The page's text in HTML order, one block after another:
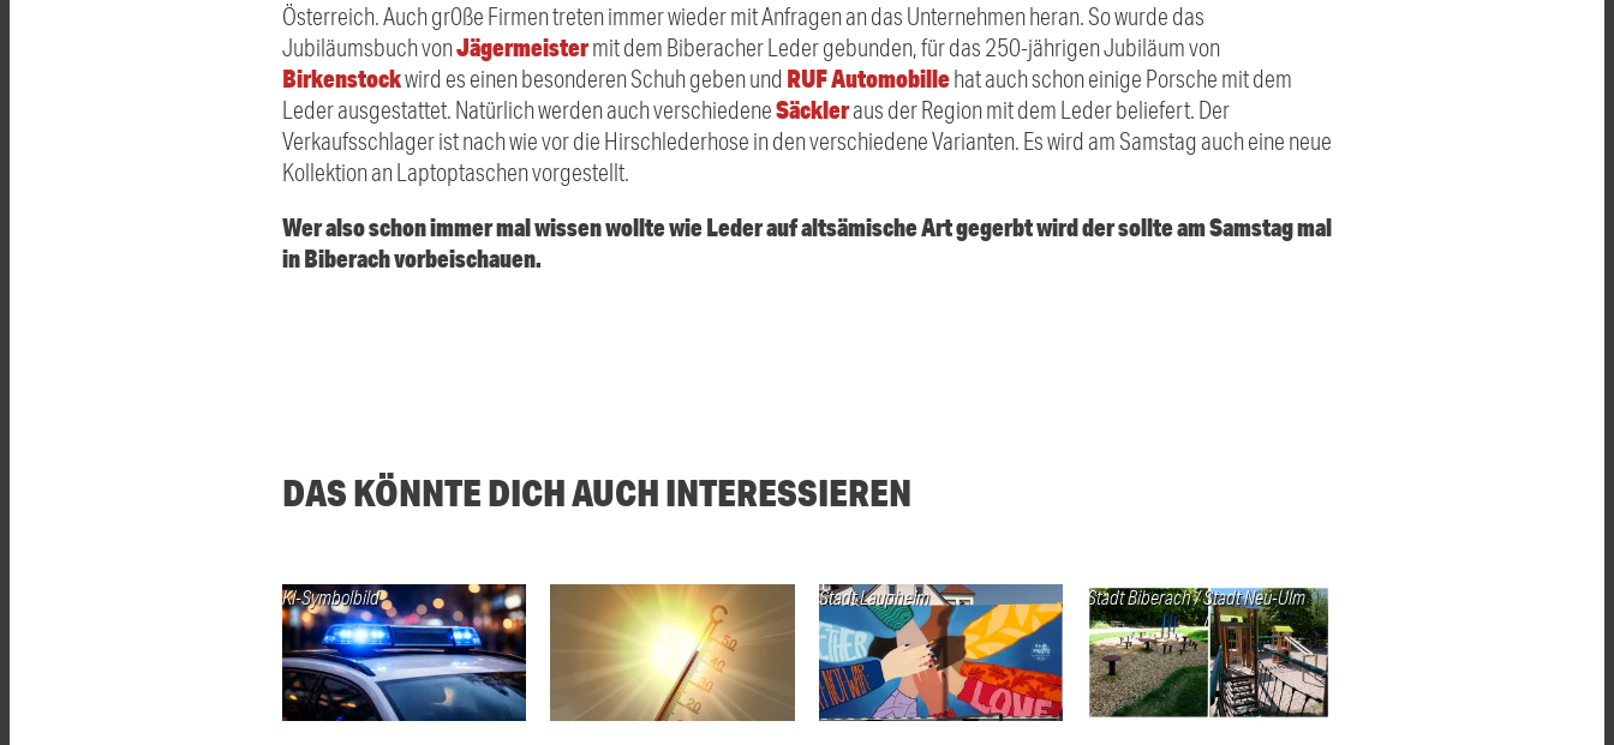
Österreich. Auch gr0ße Firmen treten immer wieder mit Anfragen an das Unternehmen heran. So wurde das
Jubiläumsbuch vonJägermeistermit dem Biberacher Leder gebunden, für das 250-jährigen Jubiläum von
Birkenstockwird es einen besonderen Schuh geben und RUF Automobillehat auch schon einige Porsche mit dem
Leder ausgestattet. Natürlich werden auch verschiedeneSäckleraus der Region mit dem Leder beliefert. Der
Verkaufsschlager ist nach wie vor die Hirschlederhose in den verschiedene Varianten. Es wird am Samstag auch eine neue
Kollektion an Laptoptaschen vorgestellt.
Wer also schon immer mal wissen wollte wie Leder auf altsämische Art gegerbt wird der sollte am Samstag mal
in Biberach vorbeischauen.
DAS KÖNNTE DICH AUCH INTERESSIEREN
KI-Symbolbild Stadt Laupheim Stadt Biberach / Stadt Neu-Ulm